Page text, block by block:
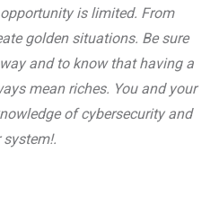
is limited. From
golden situations. Be sure
and to know that having a
mean riches. You and your
of cybersecurity and